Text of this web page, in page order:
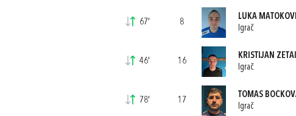
67'
46'
78'
8
LUKA
Igrač
16
KRISTIJAN
Igrač
17
TOMAS
Igrač